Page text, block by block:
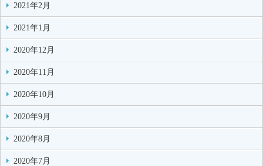
2021年2月
2021年1月
2020年12月
2020年11月
2020年10月
2020年9月
2020年8月
2020年7月